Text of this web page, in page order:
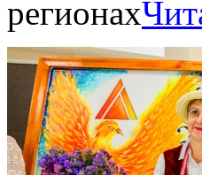
регионах